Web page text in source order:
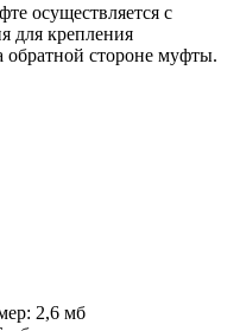
осуществляется с
для крепления
стороне муфты.
2,6 мб